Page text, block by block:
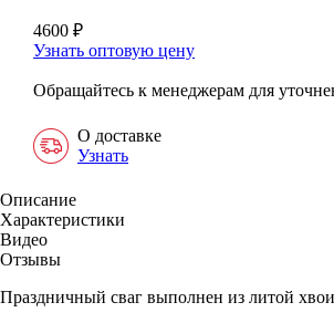
4600 ₽
Узнать оптовую цену
Обращайтесь к менеджерам для
О доставке
Узнать
Описание
Характеристики
Видео
Отзывы
Праздничный сваг выполнен из литой